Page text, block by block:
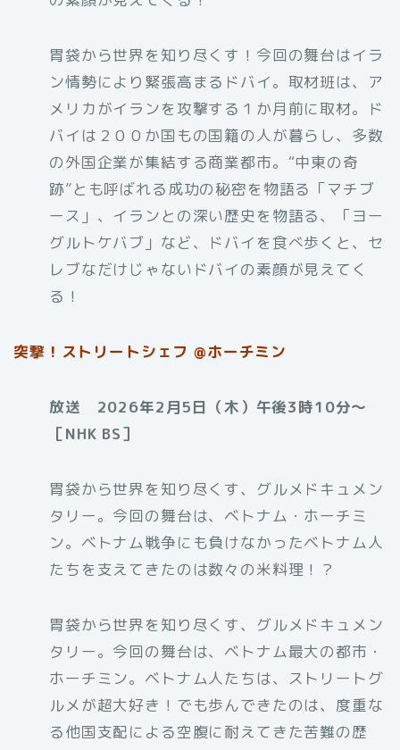
胃袋から世界を知り尽くす！今回の舞台はイラ
ン情勢により緊張高まるドバイ。取材班は、ア
メリカがイランを攻撃する１か月前に取材。ド
バイは２００か国もの国籍の人が暮らし、多数
の外国企業が集結する商業都市。“中東の奇
跡”とも呼ばれる成功の秘密を物語る「マチブ
ース」、イランとの深い歴史を物語る、「ヨー
グルトケバブ」など、ドバイを食べ歩くと、セ
レブなだけじゃないドバイの素顔が見えてく
る！
突撃！ストリートシェフ @ホーチミン
放送 2026年2月5日（木）午後3時10分〜
［NHK BS］
胃袋から世界を知り尽くす、グルメドキュメン
タリー。今回の舞台は、ベトナム・ホーチミ
ン。ベトナム戦争にも負けなかったベトナム人
たちを支えてきたのは数々の米料理！？
胃袋から世界を知り尽くす、グルメドキュメン
タリー。今回の舞台は、ベトナム最大の都市・
ホーチミン。ベトナム人たちは、ストリートグ
ルメが超大好き！でも歩んできたのは、度重な
る他国支配による空腹に耐えてきた苦難の歴